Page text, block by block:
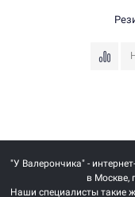
"У Валерончика" -
в Москве,
Наши специалисты такие